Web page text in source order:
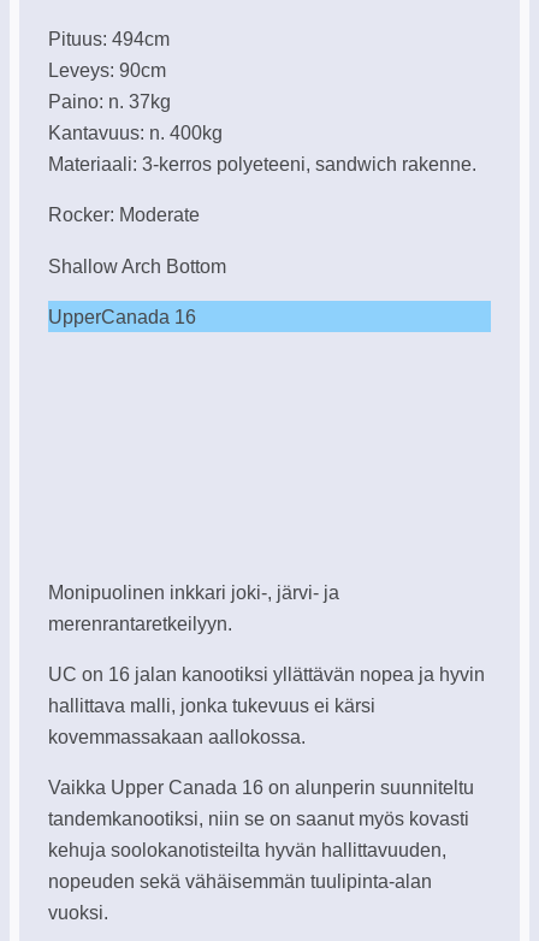
Pituus: 494cm
Leveys: 90cm
Paino: n. 37kg
Kantavuus: n. 400kg
Materiaali: 3-kerros polyeteeni, sandwich rakenne.
Rocker: Moderate
Shallow Arch Bottom
UpperCanada 16
Monipuolinen inkkari joki-, järvi- ja
merenrantaretkeilyyn.
UC on 16 jalan kanootiksi yllättävän nopea ja hyvin
hallittava malli, jonka tukevuus ei kärsi
kovemmassakaan aallokossa.
Vaikka Upper Canada 16 on alunperin suunniteltu
tandemkanootiksi, niin se on saanut myös kovasti
kehuja soolokanotisteilta hyvän hallittavuuden,
nopeuden sekä vähäisemmän tuulipinta-alan
vuoksi.